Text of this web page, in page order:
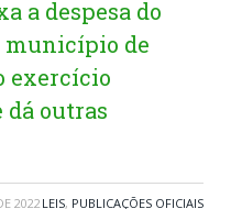
a despesa do
município de
exercício
dá outras
2022 LEIS, PUBLICAÇÕES OFICIAIS